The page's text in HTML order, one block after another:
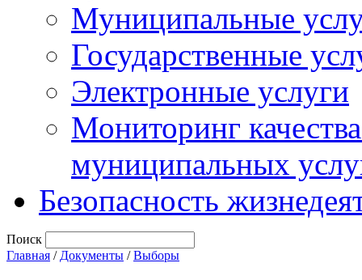
Муниципальные
Государственные
Электронные услуги
Мониторинг
муниципальных
Безопасность
Поиск
Главная / Документы /Выборы